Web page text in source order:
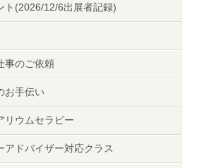
ト(2026/12/6出展者記録)
事のご依頼
お手伝い
リウムセラピー
アドバイザー対応クラス